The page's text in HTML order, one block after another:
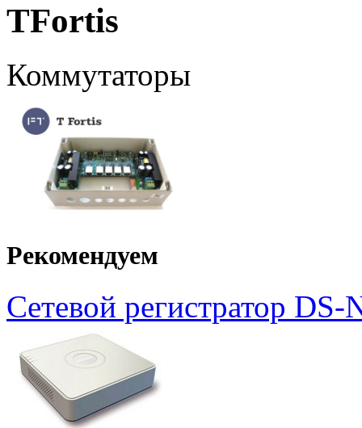
TFortis
Коммутаторы
Рекомендуем
Сетевой регистратор DS-